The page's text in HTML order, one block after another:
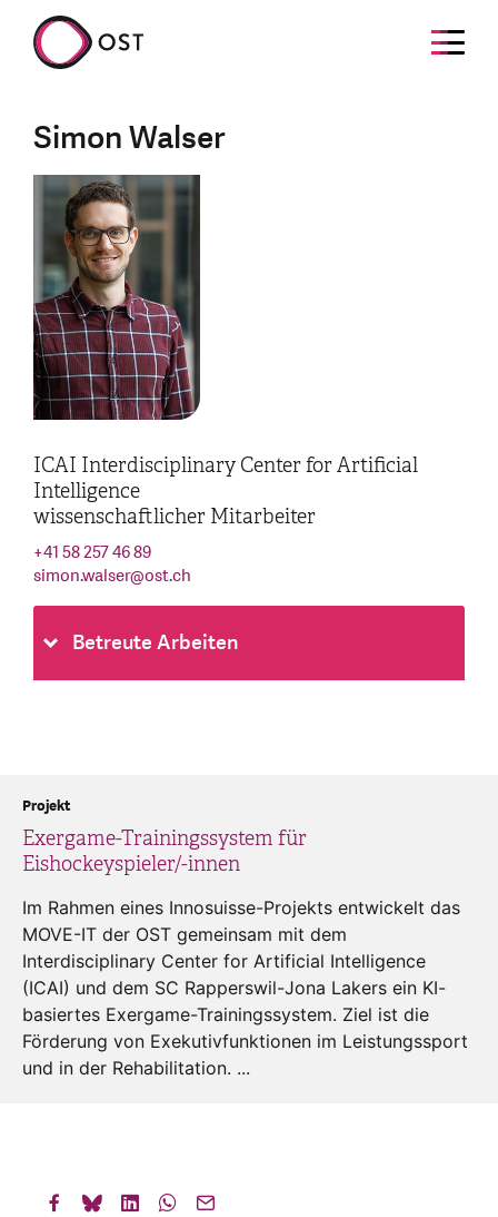
Simon Walser
ICAI Interdisciplinary Center for Artificial
Intelligence
wissenschaftlicher Mitarbeiter
+41 58 257 46 89
simon.walser@ost.ch
Betreute Arbeiten
Exergame-Trainingssystem für
Eishockeyspieler/-innen
Projekt
Im Rahmen eines Innosuisse-Projekts entwickelt das
MOVE-IT der OST gemeinsam mit dem
Interdisciplinary Center for Artificial Intelligence
(ICAI) und dem SC Rapperswil-Jona Lakers ein KI-
basiertes Exergame-Trainingssystem. Ziel ist die
Förderung von Exekutivfunktionen im Leistungssport
und in der Rehabilitation. ...